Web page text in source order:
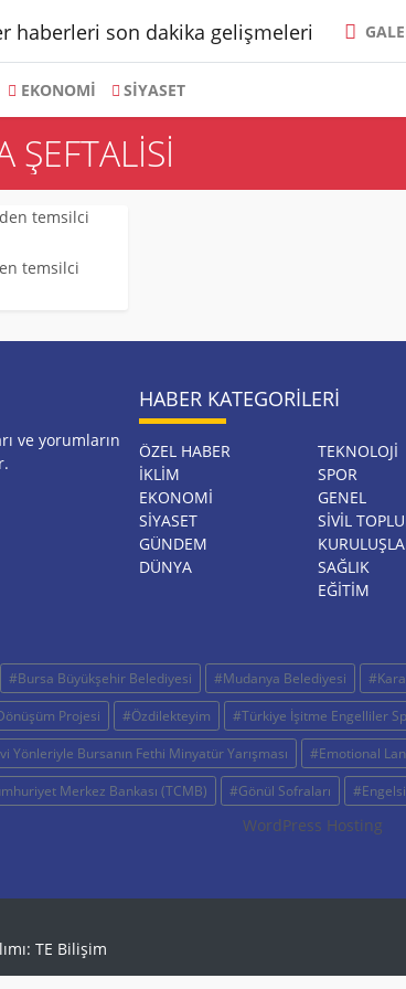
EKONOMİ SİYASET
ŞEFTALISI
temsilci
ve yorumların
HABER KATEGORILERI
ÖZEL HABER
İKLİM
EKONOMİ
SİYASET
GÜNDEM
DÜNYA
TEKNOLOJİ
SPOR
GENEL
SİVİL
SAĞLIK
EĞİTİM
#Bursa Büyükşehir Belediyesi #Mudanya Belediyesi
Projesi
#Özdilekteyim #Türkiye İşitme Engelliler
Yönleriyle Bursanın Fethi Minyatür Yarışması
#Emotional
Merkez Bankası (TCMB)
#Gönül Sofraları
WordPress Hosting
TE Bilişim